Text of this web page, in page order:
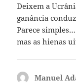
Deixem a
ganância
Parece
mas as hienas
Manuel